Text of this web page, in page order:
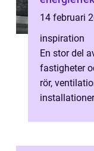
14 februari
inspiration
En stor del
fastigheter
rör,